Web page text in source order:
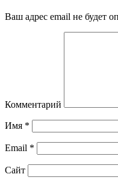
Ваш адрес email не будет
Комментарий
Имя *
Email *
Сайт